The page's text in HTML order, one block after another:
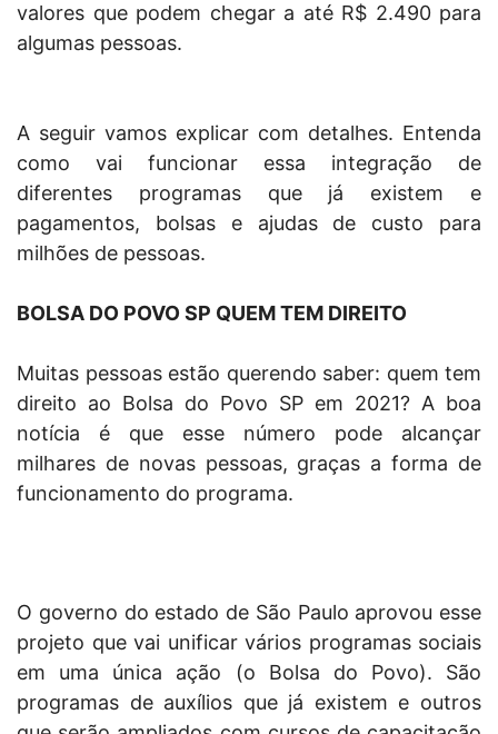
valores que podem chegar a até R$ 2.490 para
algumas pessoas.
A seguir vamos explicar com detalhes. Entenda
como vai funcionar essa integração de
diferentes programas que já existem e
pagamentos, bolsas e ajudas de custo para
milhões de pessoas.
BOLSA DO POVO SP QUEM TEM DIREITO
Muitas pessoas estão querendo saber: quem tem
direito ao Bolsa do Povo SP em 2021? A boa
notícia é que esse número pode alcançar
milhares de novas pessoas, graças a forma de
funcionamento do programa.
O governo do estado de São Paulo aprovou esse
projeto que vai unificar vários programas sociais
em uma única ação (o Bolsa do Povo). São
programas de auxílios que já existem e outros